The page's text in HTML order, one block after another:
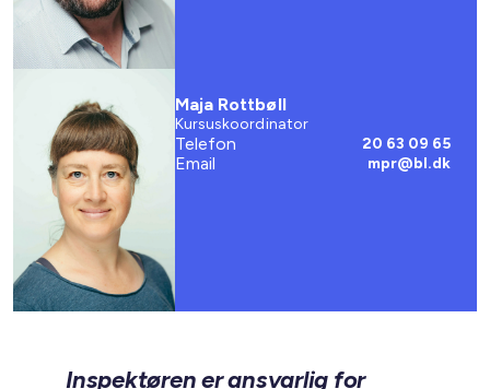
Inspektøren er ansvarlig for
Maja Rottbøll
Kursuskoordinator
Telefon 20 63 09 65
Email mpr@bl.dk